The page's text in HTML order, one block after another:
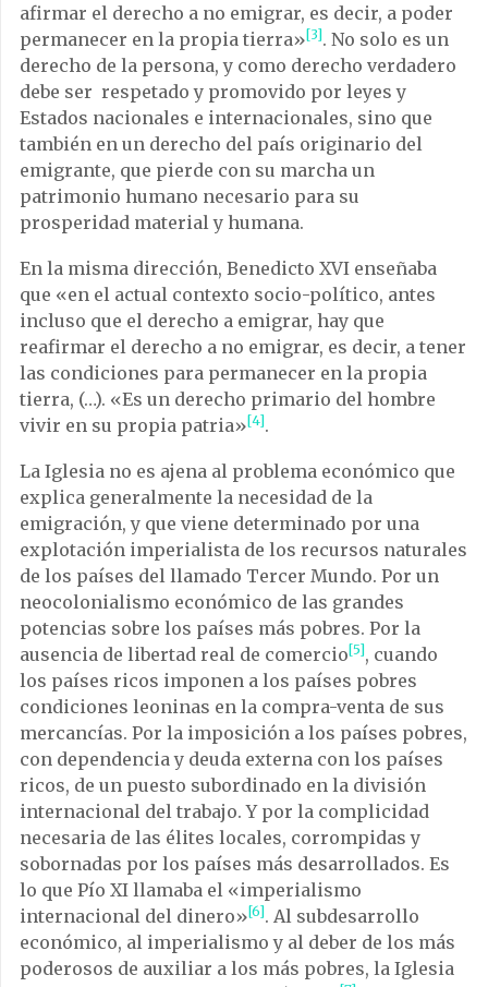
afirmar el derecho a no emigrar, es decir, a poder
permanecer en la propia tierra»[3]. No solo es un
derecho de la persona, y como derecho verdadero
debe ser respetado y promovido por leyes y
Estados nacionales e internacionales, sino que
también en un derecho del país originario del
emigrante, que pierde con su marcha un
patrimonio humano necesario para su
prosperidad material y humana.
En la misma dirección, Benedicto XVI enseñaba
que «en el actual contexto socio-político, antes
incluso que el derecho a emigrar, hay que
reafirmar el derecho a no emigrar, es decir, a tener
las condiciones para permanecer en la propia
tierra, (…). «Es un derecho primario del hombre
vivir en su propia patria»[4].
La Iglesia no es ajena al problema económico que
explica generalmente la necesidad de la
emigración, y que viene determinado por una
explotación imperialista de los recursos naturales
de los países del llamado Tercer Mundo. Por un
neocolonialismo económico de las grandes
potencias sobre los países más pobres. Por la
ausencia de libertad real de comercio[5], cuando
los países ricos imponen a los países pobres
condiciones leoninas en la compra-venta de sus
mercancías. Por la imposición a los países pobres,
con dependencia y deuda externa con los países
ricos, de un puesto subordinado en la división
internacional del trabajo. Y por la complicidad
necesaria de las élites locales, corrompidas y
sobornadas por los países más desarrollados. Es
lo que Pío XI llamaba el «imperialismo
internacional del dinero»[6]. Al subdesarrollo
económico, al imperialismo y al deber de los más
poderosos de auxiliar a los más pobres, la Iglesia